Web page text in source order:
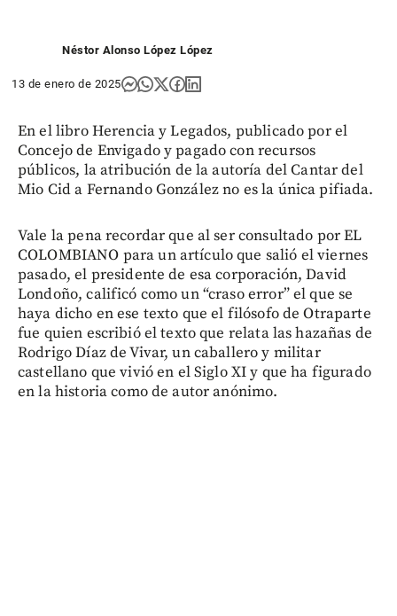
Néstor Alonso López López
13 de enero de 2025
En el libro Herencia y Legados, publicado por el
Concejo de Envigado y pagado con recursos
públicos, la atribución de la autoría del Cantar del
Mio Cid a Fernando González no es la única pifiada.
Vale la pena recordar que al ser consultado por EL
COLOMBIANO para un artículo que salió el viernes
pasado, el presidente de esa corporación, David
Londoño, calificó como un “craso error” el que se
haya dicho en ese texto que el filósofo de Otraparte
fue quien escribió el texto que relata las hazañas de
Rodrigo Díaz de Vivar, un caballero y militar
castellano que vivió en el Siglo XI y que ha figurado
en la historia como de autor anónimo.